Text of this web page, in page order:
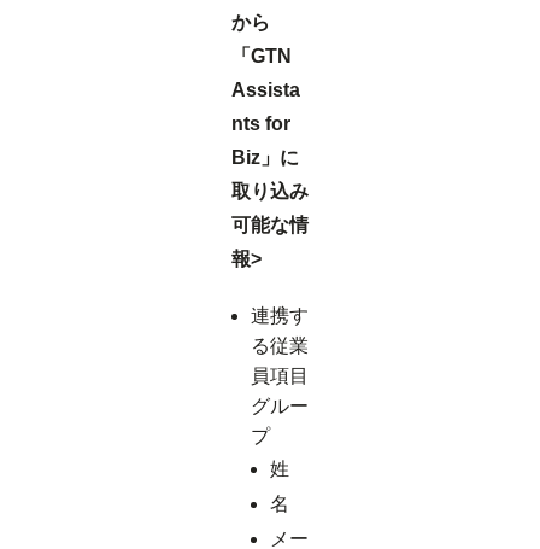
から
「GTN
Assista
nts for
Biz」に
取り込み
可能な情
報>
連携す
る従業
員項目
グルー
プ
姓
名
メー